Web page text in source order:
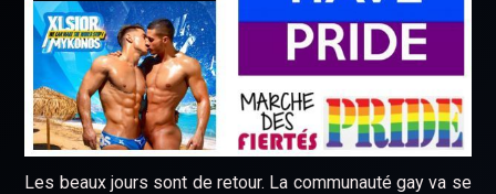
Les beaux jours sont de retour. La communauté gay va se